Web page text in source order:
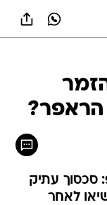
סכסוך עתיק
לאחר